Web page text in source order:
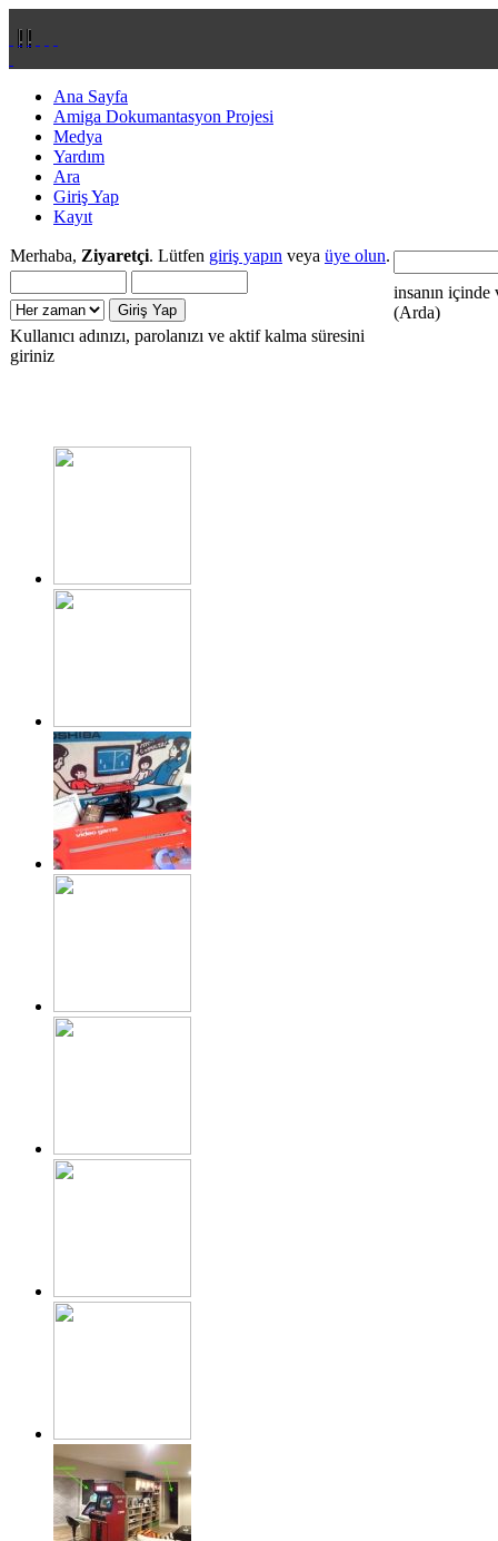
Ana Sayfa
Amiga Dokumantasyon Projesi
Medya
Yardım
Ara
Giriş Yap
Kayıt
Merhaba, Ziyaretçi. Lütfen giriş yapın veya üye olun.
Kullanıcı adınızı, parolanızı ve aktif kalma süresini
giriniz
insanın içinde
(Arda)